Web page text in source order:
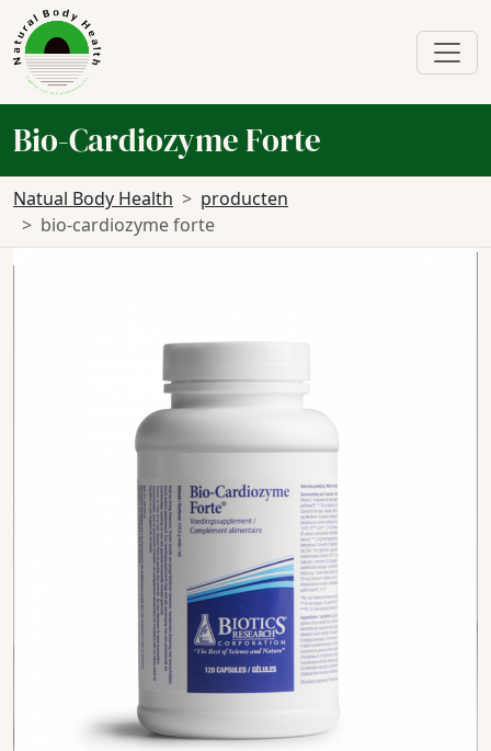
Bio-Cardiozyme Forte
Natual Body Health
producten
bio-cardiozyme forte